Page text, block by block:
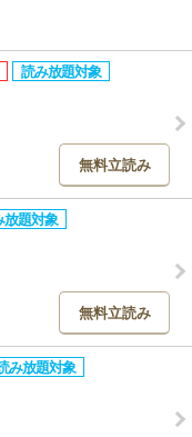
無料立読み
無料立読み